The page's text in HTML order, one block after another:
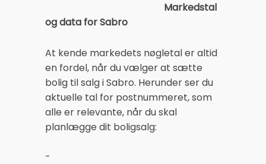
Markedstal
og data for Sabro
At kende markedets nøgletal er altid
en fordel, når du vælger at sætte
bolig til salg i Sabro. Herunder ser du
aktuelle tal for postnummeret, som
alle er relevante, når du skal
planlægge dit boligsalg:
-